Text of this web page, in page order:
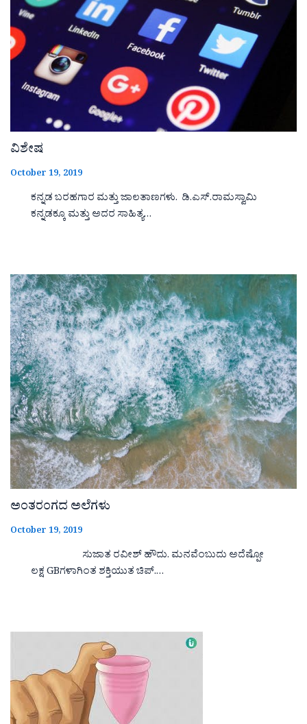
ವಿಶೇಷ
October 19, 2019
ಕನ್ನಡ ಬರಹಗಾರ ಮತ್ತು ಜಾಲತಾಣಗಳು. ಡಿ.ಎಸ್.ರಾಮಸ್ವಾಮಿ
ಕನ್ನಡಕ್ಕೂ ಮತ್ತು ಅದರ ಸಾಹಿತ್ಯ…
ಅಂತರಂಗದ ಅಲೆಗಳು
October 19, 2019
ಸುಜಾತ ರವೀಶ್ ಹೌದು. ಮನವೆಂಬುದು ಅದೆಷ್ಪೋ
ಲಕ್ಷ GBಗಳಾಗಿಂತ ಶಕ್ತಿಯುತ ಚಿಪ್.…